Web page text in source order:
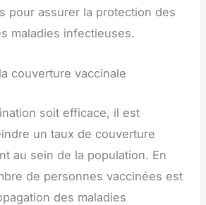
pour assurer la protection des
maladies infectieuses.
couverture vaccinale
soit efficace, il est
un taux de couverture
au sein de la population. En
de personnes vaccinées est
des maladies